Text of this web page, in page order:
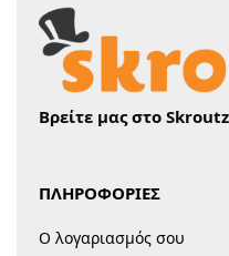
Βρείτε μας στο Skroutz
ΠΛΗΡΟΦΟΡΙΕΣ
Ο λογαριασμός σου